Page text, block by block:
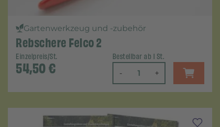
Gartenwerkzeug und -zubehör
Rebschere Felco 2
Einzelpreis/St.
54,50€
Bestellbar ab 1 St.
- +